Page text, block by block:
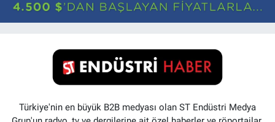
Türkiye'nin en büyük B2B medyası olan ST Endüstri Medya